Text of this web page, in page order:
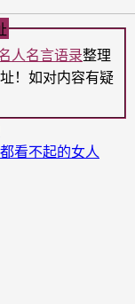
人名言语录整理
！如对内容有疑
看不起的女人